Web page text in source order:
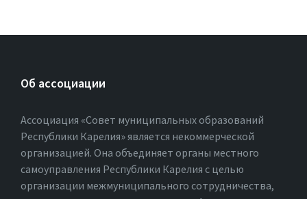
Об ассоциации
Ассоциация «Совет муниципальных образований
Республики Карелия» является некоммерческой
организацией. Она объединяет органы местного
самоуправления Республики Карелия с целью
организации межмуниципального сотрудничества,